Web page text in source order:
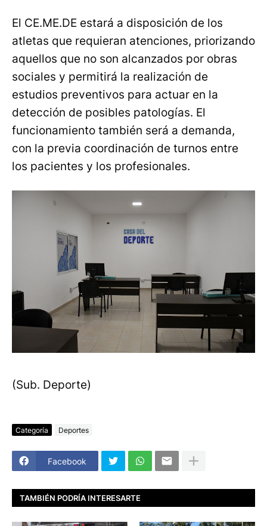
El CE.ME.DE estará a disposición de los
atletas que requieran atenciones, priorizando
aquellos que no son alcanzados por obras
sociales y permitirá la realización de
estudios preventivos para actuar en la
detección de posibles patologías. El
funcionamiento también será a demanda,
con la previa coordinación de turnos entre
los pacientes y los profesionales.
(Sub. Deporte)
Categoría Deportes
Facebook
TAMBIÉN PODRÍA INTERESARTE